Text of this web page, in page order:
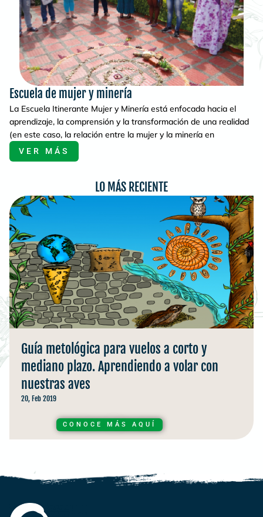
Escuela de mujer y minería
La Escuela Itinerante Mujer y Minería está enfocada hacia el
aprendizaje, la comprensión y la transformación de una realidad
(en este caso, la relación entre la mujer y la minería en
VER MÁS
LO MÁS RECIENTE
Guía metológica para vuelos a corto y
mediano plazo. Aprendiendo a volar con
nuestras aves
20, Feb 2019
CONOCE MÁS AQUÍ